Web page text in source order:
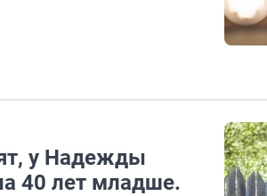
у Надежды
40 лет младше.